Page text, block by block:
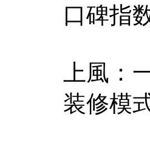
口碑
上風：
装修模